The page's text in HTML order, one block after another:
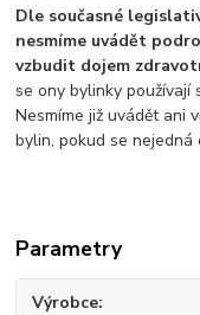
Dle současné
nesmíme uvádět
vzbudit dojem
se ony bylinky používají
Nesmíme již uvádět ani
bylin, pokud se
Parametry
Výrobce